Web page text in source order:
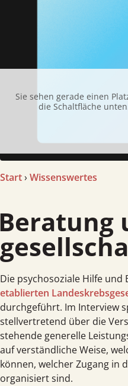
Sie sehen gerade einen
die Schaltfläche
Start› Wissenswertes
der Landes­krebs­
Die psychosoziale Hilfe
etablierten
durchgeführt. Im Interview
stellvertretend über die
stehende generelle
auf verständliche Weise,
können, welcher Zugang in
organisiert sind.